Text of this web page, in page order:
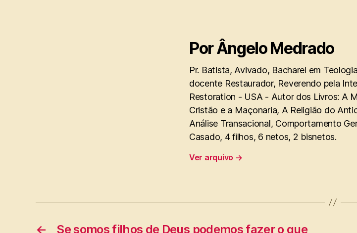
Por Ângelo Medrado
Pr. Batista, Avivado, Bacharel em
docente Restaurador, Reverendo pela
Restoration - USA - Autor dos Livros: A
Cristão e a Maçonaria, A Religião do
Análise Transacional, Comportamento
Casado, 4 filhos, 6 netos, 2 bisnetos.
Ver arquivo →
← Se somos filhos de Deus podemos fazer o que